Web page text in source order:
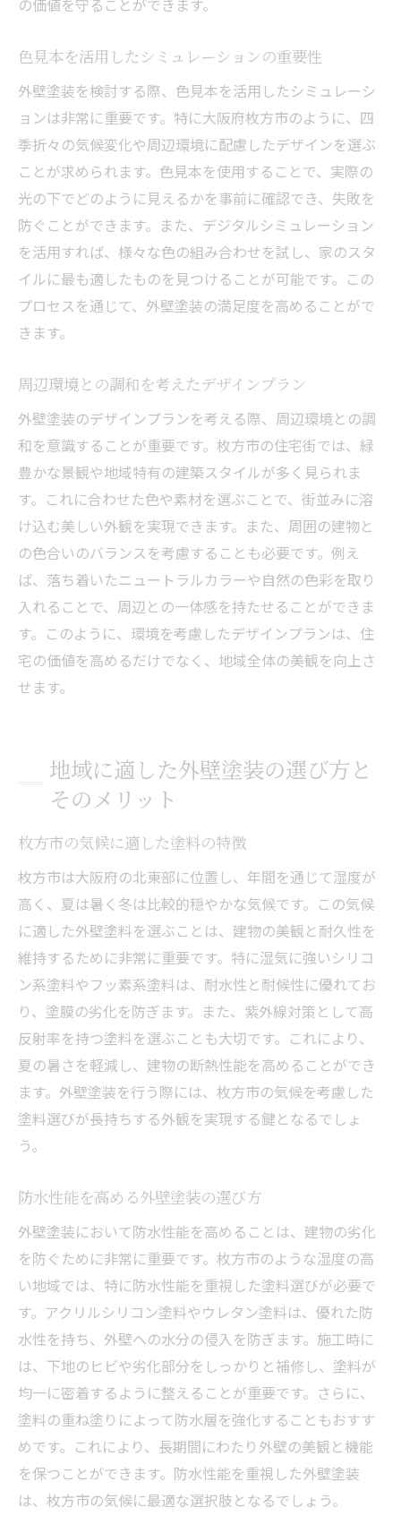
今年注目のカラーとその効果
自然素材を活かしたナチュラルなデザイン
未来を見据えた持続可能な塗装技術
デジタルツールを活用したデザインプラン
最新技術を取り入れた耐久性の向上
地域の文化を反映したデザインアプローチ
色見本を活用したシミュレーションの重要性
外壁塗装を検討する際、色見本を活用したシミュレーシ
ョンは非常に重要です。特に大阪府枚方市のように、四
季折々の気候変化や周辺環境に配慮したデザインを選ぶ
ことが求められます。色見本を使用することで、実際の
光の下でどのように見えるかを事前に確認でき、失敗を
防ぐことができます。また、デジタルシミュレーション
を活用すれば、様々な色の組み合わせを試し、家のスタ
イルに最も適したものを見つけることが可能です。この
プロセスを通じて、外壁塗装の満足度を高めることがで
きます。
周辺環境との調和を考えたデザインプラン
外壁塗装のデザインプランを考える際、周辺環境との調
和を意識することが重要です。枚方市の住宅街では、緑
豊かな景観や地域特有の建築スタイルが多く見られま
す。これに合わせた色や素材を選ぶことで、街並みに溶
け込む美しい外観を実現できます。また、周囲の建物と
の色合いのバランスを考慮することも必要です。例え
ば、落ち着いたニュートラルカラーや自然の色彩を取り
入れることで、周辺との一体感を持たせることができま
す。このように、環境を考慮したデザインプランは、住
宅の価値を高めるだけでなく、地域全体の美観を向上さ
せます。
地域に適した外壁塗装の選び方と
そのメリット
枚方市の気候に適した塗料の特徴
枚方市は大阪府の北東部に位置し、年間を通じて湿度が
高く、夏は暑く冬は比較的穏やかな気候です。この気候
に適した外壁塗料を選ぶことは、建物の美観と耐久性を
維持するために非常に重要です。特に湿気に強いシリコ
ン系塗料やフッ素系塗料は、耐水性と耐候性に優れてお
り、塗膜の劣化を防ぎます。また、紫外線対策として高
反射率を持つ塗料を選ぶことも大切です。これにより、
夏の暑さを軽減し、建物の断熱性能を高めることができ
ます。外壁塗装を行う際には、枚方市の気候を考慮した
塗料選びが長持ちする外観を実現する鍵となるでしょ
う。
防水性能を高める外壁塗装の選び方
外壁塗装において防水性能を高めることは、建物の劣化
を防ぐために非常に重要です。枚方市のような湿度の高
い地域では、特に防水性能を重視した塗料選びが必要で
す。アクリルシリコン塗料やウレタン塗料は、優れた防
水性を持ち、外壁への水分の侵入を防ぎます。施工時に
は、下地のヒビや劣化部分をしっかりと補修し、塗料が
均一に密着するように整えることが重要です。さらに、
塗料の重ね塗りによって防水層を強化することもおすす
めです。これにより、長期間にわたり外壁の美観と機能
を保つことができます。防水性能を重視した外壁塗装
は、枚方市の気候に最適な選択肢となるでしょう。